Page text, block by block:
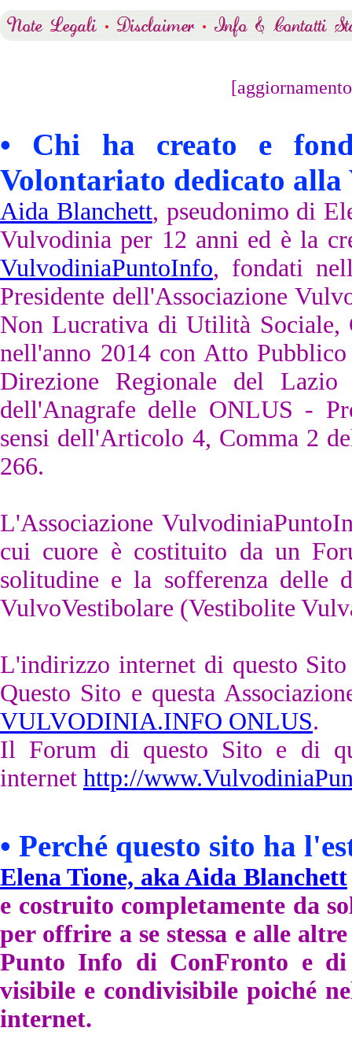
• Chi ha creato e
Volontariato dedicato
Aida Blanchett, pseudonimo di
Vulvodinia per 12 anni ed è la
VulvodiniaPuntoInfo, fondati
Presidente dell'Associazione
Non Lucrativa di Utilità Sociale,
nell'anno 2014 con Atto
Direzione Regionale del
dell'Anagrafe delle ONLUS -
sensi dell'Articolo 4, Comma 2
266.
L'Associazione
cui cuore è costituito da un
solitudine e la sofferenza delle
VulvoVestibolare (Vestibolite
L'indirizzo internet di questo
Questo Sito e questa
VULVODINIA.INFO ONLUS.
Il Forum di questo Sito e di
internet http://
• Perché questo sito ha
Elena Tione, aka Aida Blanchett
e costruito completamente da
per offrire a se stessa e alle
Punto Info di ConFronto e di
visibile e condivisibile poiché
internet.